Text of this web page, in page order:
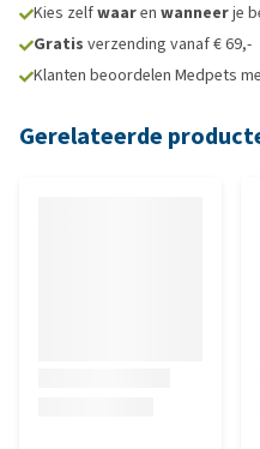
Kies zelfwaaren wanneerje
Gratis verzending vanaf € 69,-
Klanten beoordelen Medpets
Gerelateerde